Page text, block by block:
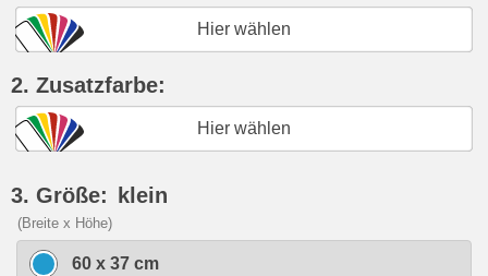
Hier wählen
2. Zusatzfarbe:
Hier wählen
3. Größe: klein
(Breite x Höhe)
60 x 37 cm